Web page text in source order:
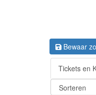
Bewaar
Tickets en